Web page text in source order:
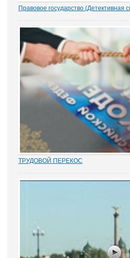
Правовое государство (Детективная
Добрыня исподлобья бросил на
- Я был...
ТРУДОВОЙ ПЕРЕКОС
правосудия. Причем,